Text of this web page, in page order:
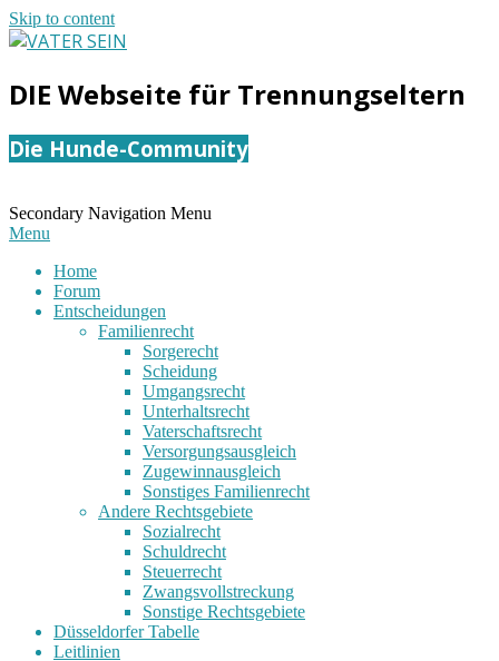
Skip to content
SEIN
DIE Webseite für Trennungseltern
Die Hunde-Community
Secondary Navigation Menu
Menu
Home
Forum
Entscheidungen
Familienrecht
Sorgerecht
Scheidung
Umgangsrecht
Unterhaltsrecht
Vaterschaftsrecht
Versorgungsausgleich
Zugewinnausgleich
Sonstiges Familienrecht
Andere Rechtsgebiete
Sozialrecht
Schuldrecht
Steuerrecht
Zwangsvollstreckung
Sonstige Rechtsgebiete
Düsseldorfer Tabelle
Leitlinien